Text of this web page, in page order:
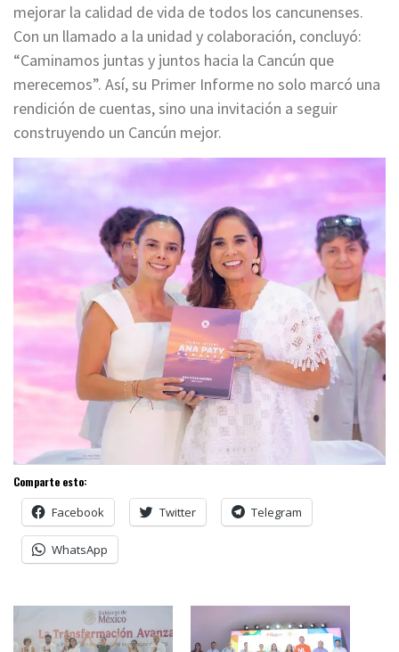
mejorar la calidad de vida de todos los cancunenses.
Con un llamado a la unidad y colaboración, concluyó:
“Caminamos juntas y juntos hacia la Cancún que
merecemos”. Así, su Primer Informe no solo marcó una
rendición de cuentas, sino una invitación a seguir
construyendo un Cancún mejor.
Comparte esto:
Facebook Twitter Telegram
WhatsApp